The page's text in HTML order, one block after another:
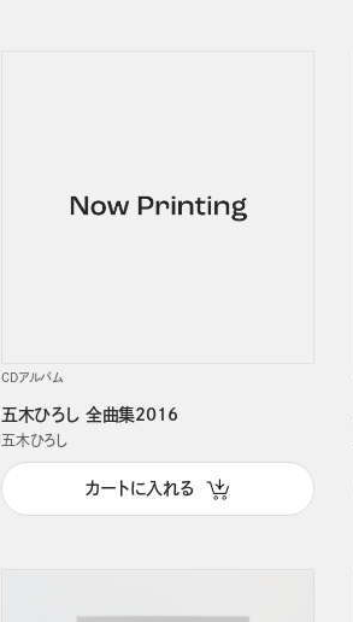
CDアルバム
五木ひろし 全曲集2016
五木ひろし
カートに入れる